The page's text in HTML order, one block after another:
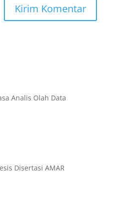
Analis Olah Data
Disertasi AMAR